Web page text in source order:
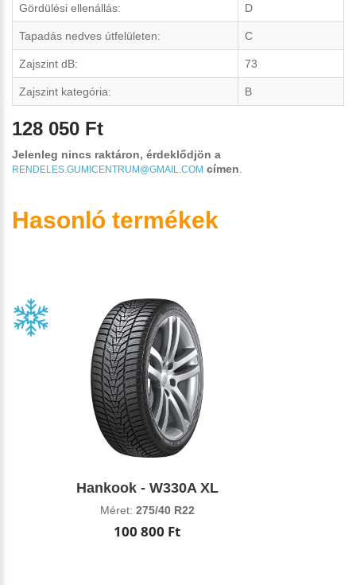
Gördülési ellenállás: D
Tapadás nedves útfelületen: C
Zajszint dB: 73
Zajszint kategória: B
128 050 Ft
Jelenleg nincs raktáron, érdeklődjön a
RENDELES.GUMICENTRUM@GMAIL.COM címen
Hasonló termékek
Hankook - W330A XL
Méret: 275/40 R22
100 800 Ft